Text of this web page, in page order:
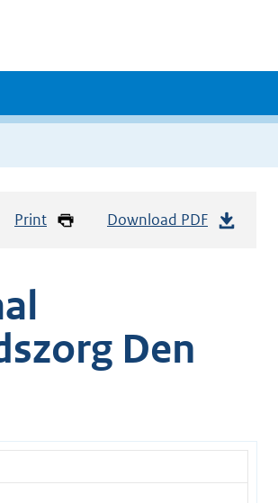
Print Download PDF
Den